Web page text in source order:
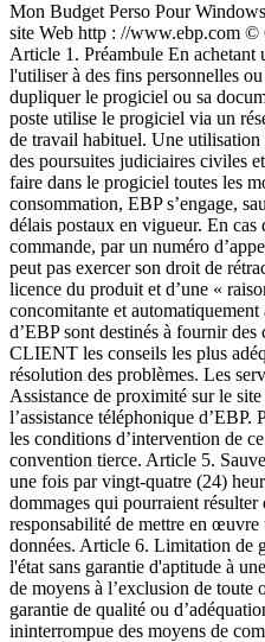
Mon Budget Perso Pour
site Web http : //www.ebp.com ©
Article 1. Préambule En
l'utiliser à des fins personnelles
dupliquer le progiciel ou sa
poste utilise le progiciel via un
de travail habituel. Une utilisation
des poursuites judiciaires civiles
faire dans le progiciel toutes les
consommation, EBP s’engage,
délais postaux en vigueur. En
commande, par un numéro
peut pas exercer son droit de
licence du produit et d’une «
concomitante et
d’EBP sont destinés à fournir
CLIENT les conseils les plus
résolution des problèmes. Les
Assistance de proximité sur le
l’assistance téléphonique
les conditions d’intervention de
convention tierce. Article 5.
une fois par vingt-quatre (24)
dommages qui pourraient
responsabilité de mettre en œuvre
données. Article 6. Limitation de
l'état sans garantie d'aptitude à
de moyens à l’exclusion de
garantie de qualité ou
ininterrompue des moyens de